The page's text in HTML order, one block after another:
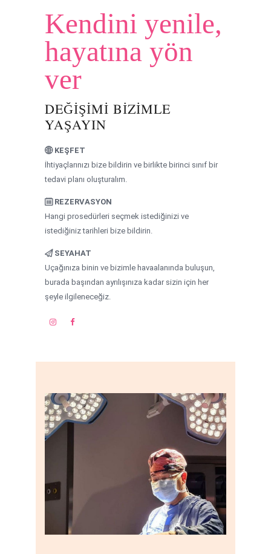
Kendini yenile,
hayatına yön
ver
DEĞIŞIMI BIZIMLE
YAŞAYIN
KEŞFET
İhtiyaçlarınızı bize bildirin ve birlikte birinci sınıf bir
tedavi planı oluşturalım.
REZERVASYON
Hangi prosedürleri seçmek istediğinizi ve
istediğiniz tarihleri bize bildirin.
SEYAHAT
Uçağınıza binin ve bizimle havaalanında buluşun,
burada başından ayrılışınıza kadar sizin için her
şeyle ilgileneceğiz.